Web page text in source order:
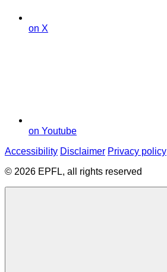
on X
on Youtube
Accessibility Disclaimer Privacy policy
© 2026 EPFL, all rights reserved